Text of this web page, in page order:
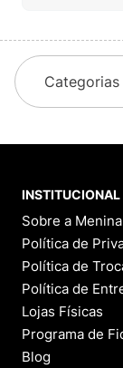
Categorias
INSTITUCIONAL
Sobre a
Política de
Política de
Política de
Lojas Físicas
Programa de
Blog